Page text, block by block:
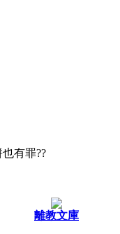
有罪??
離教文庫